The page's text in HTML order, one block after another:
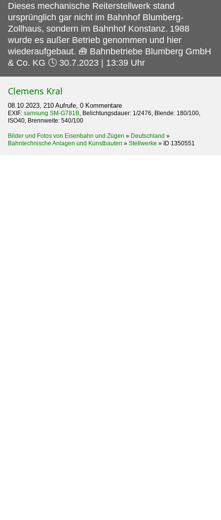
Dieses mechanische Reiterstellwerk stand
ursprünglich gar nicht im Bahnhof Blumberg-
Zollhaus, sondern im Bahnhof Konstanz. 1988
wurde es außer Betrieb genommen und hier
wiederaufgebaut. 🧰 Bahnbetriebe Blumberg GmbH
& Co. KG 🕓 30.7.2023 | 13:39 Uhr
Clemens Kral
08.10.2023, 210 Aufrufe, 0 Kommentare
EXIF: samsung SM-G781B, Belichtungsdauer: 1/2476, Blende: 180/100,
ISO40, Brennweite: 540/100
Bilder und Fotos von Eisenbahn und Zügen » Deutschland »
Bahntechnische Anlagen und Kunstbauten » Stellwerke » ID 1350551